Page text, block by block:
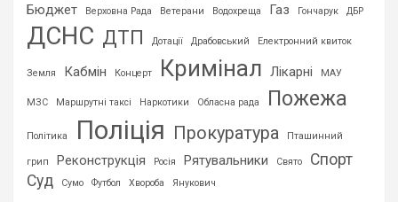
Бюджет Верховна Рада Ветерани Водохреща Газ Гончарук ДБР
ДСНС ДТП Дотації Драбовський Електронний квиток
Земля Кабмін Концерт Кримінал Лікарні МАУ
МЗС Маршрутні таксі Наркотики Обласна рада Пожежа
Політика Поліція Прокуратура Пташинний
грип Реконструкція Росія Рятувальники Свято
Спорт
Суд
Сумо Футбол Хвороба Янукович